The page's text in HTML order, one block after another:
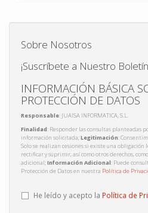
Sobre Nosotros
¡Suscríbete a Nuestro
INFORMACIÓN BÁSICA
PROTECCIÓN DE DATOS
Responsable: JUAISA INFORMATICA, S.L.
Finalidad: Responder las consultas planteadas
información solicitada;Legitimación:
Solo se realizan cesiones si existe una obligación
rectificar y suprimir, así como otros derechos,
adicional;Información Adicional: Puede
Protección de Datos en nuestra Política de
He leído y acepto la Política de